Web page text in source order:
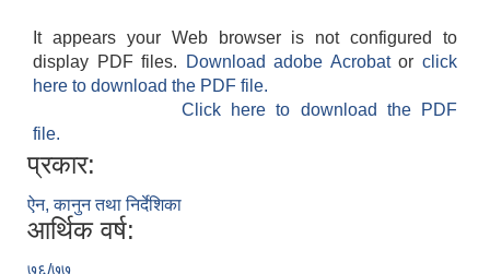
It appears your Web browser is not configured to
display PDF files.
Download adobe Acrobatorclick
here to download the PDF file.
Click here to download the PDF
file.
प्रकार:
ऐन, कानुन तथा निर्देशिका
आर्थिक वर्ष: